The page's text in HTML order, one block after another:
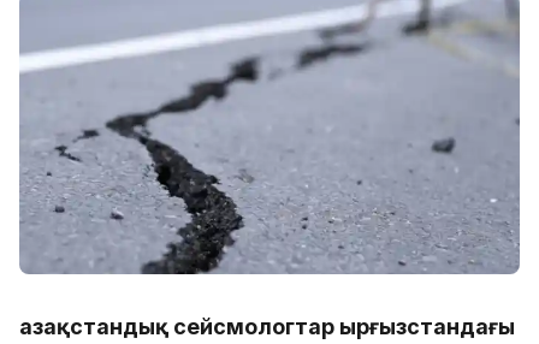
Қазақстандық сейсмологтар Қырғызстандағы